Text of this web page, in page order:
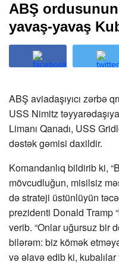
ABŞ
yavaş-yavaş
ABŞ aviadaşıyıcı zərbə
USS Nimitz
Limanı Qanadı, USS
dəstək gəmisi daxildir.
Komandanlıq bildirib ki,
mövcudluğun, misilsiz
də strateji üstünlüyün
prezidenti Donald Tramp
verib. “Onlar uğursuz bir
bilərəm: biz kömək
və əlavə edib ki, kubalılar